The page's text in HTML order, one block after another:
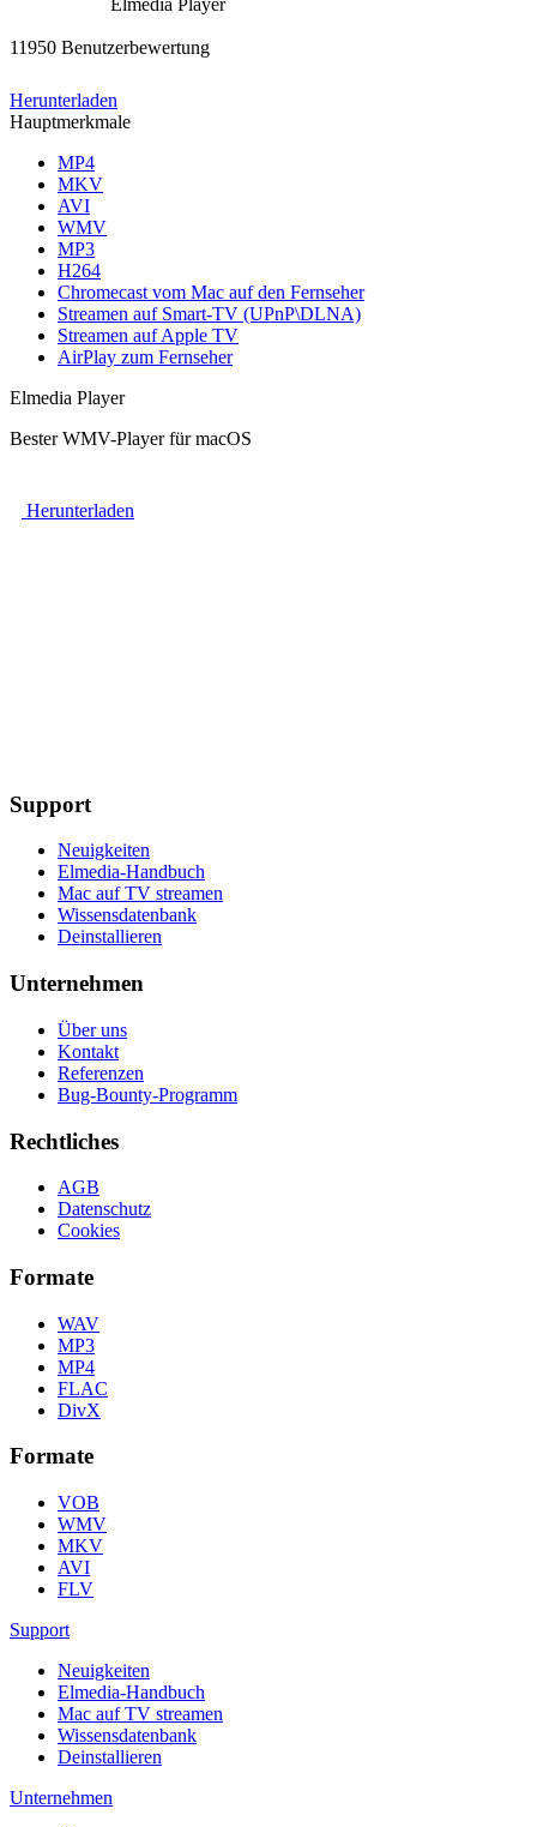
Elmedia Player
11950 Benutzerbewertung
Herunterladen
Hauptmerkmale
MP4
MKV
AVI
WMV
MP3
H264
Chromecast vom Mac auf den Fernseher
Streamen auf Smart-TV (UPnP\DLNA)
Streamen auf Apple TV
AirPlay zum Fernseher
Elmedia Player
Bester WMV-Player für macOS
Herunterladen
Support
Neuigkeiten
Elmedia-Handbuch
Mac auf TV streamen
Wissensdatenbank
Deinstallieren
Unternehmen
Über uns
Kontakt
Referenzen
Bug-Bounty-Programm
Rechtliches
AGB
Datenschutz
Cookies
Formate
WAV
MP3
MP4
FLAC
DivX
Formate
VOB
WMV
MKV
AVI
FLV
Support
Neuigkeiten
Elmedia-Handbuch
Mac auf TV streamen
Wissensdatenbank
Deinstallieren
Unternehmen